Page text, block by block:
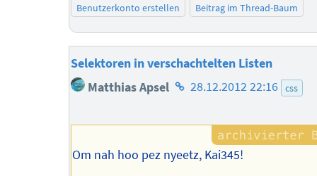
Benutzerkonto erstellen
Beitrag im Thread-Baum
Selektoren in verschachtelten Listen
Matthias Apsel Homepage
Autors
28.12.2012 22:16 css
Om nah hoo pez nyeetz, Kai345!